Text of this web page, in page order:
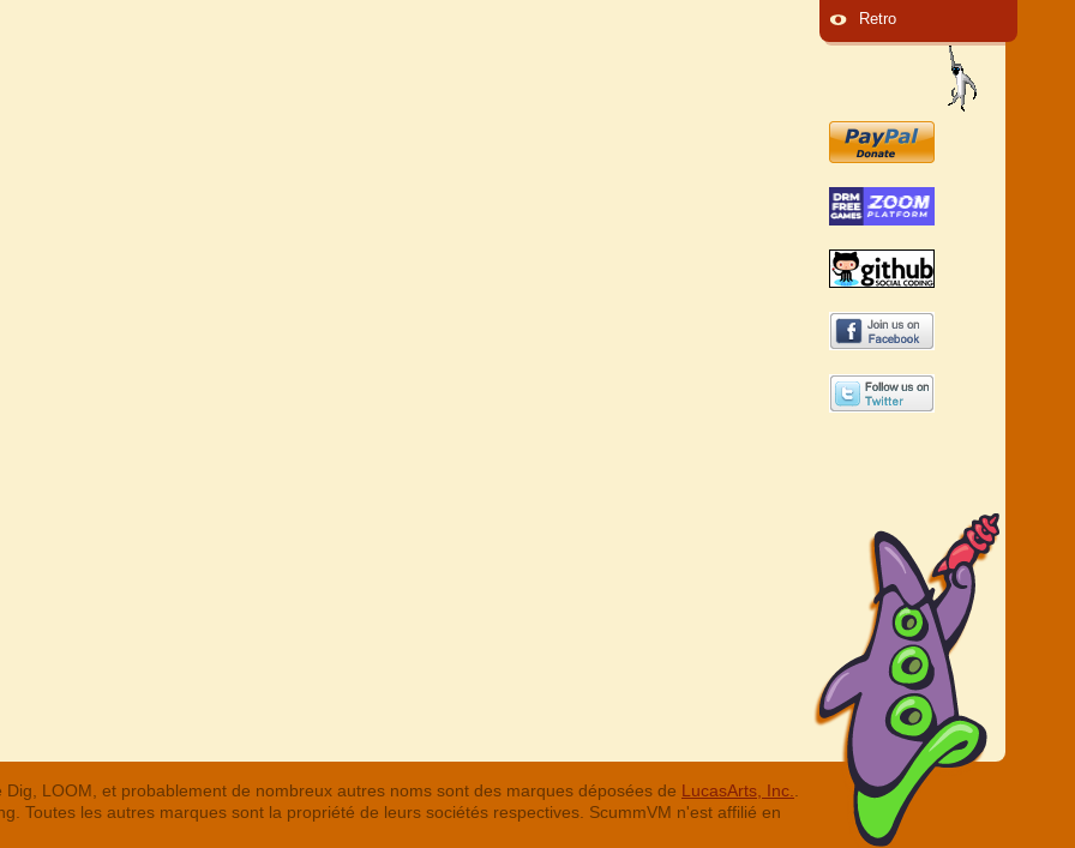
Retro
LOOM, et probablement de nombreux autres noms sont des marques déposées de LucasArts, Inc.
Toutes les autres marques sont la propriété de leurs sociétés respectives. ScummVM n'est affilié en